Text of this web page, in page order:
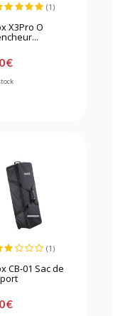
(1)
X3Pro O
€
(1)
CB-01 Sac de
€